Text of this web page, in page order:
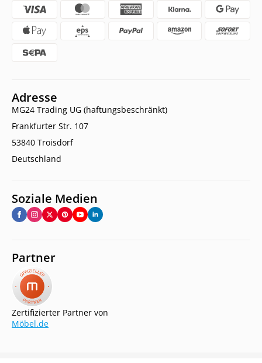
Adresse
MG24 Trading UG (haftungsbeschränkt)
Frankfurter Str. 107
53840 Troisdorf
Deutschland
Soziale Medien
Partner
Zertifizierter Partner von
Möbel.de